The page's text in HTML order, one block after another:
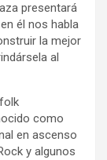
presentará
él nos habla
la mejor
al
como
en ascenso
y algunos